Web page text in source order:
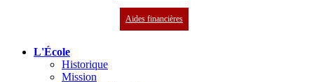
Aides financières
L'École
Historique
Mission